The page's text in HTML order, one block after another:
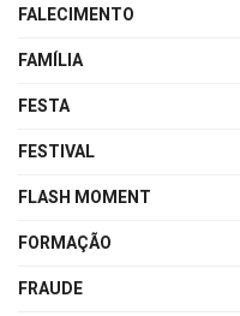
FALECIMENTO
FAMÍLIA
FESTA
FESTIVAL
FLASH MOMENT
FORMAÇÃO
FRAUDE